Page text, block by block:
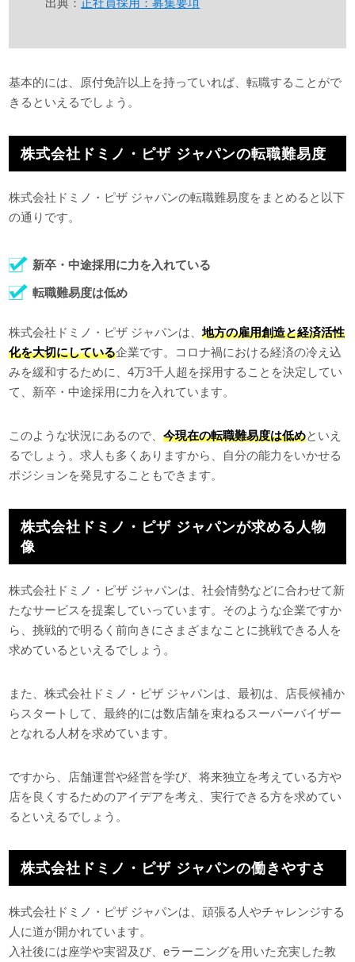
基本的には、原付免許以上を持っていれば、転職することがで
きるといえるでしょう。
株式会社ドミノ・ピザ ジャパンの転職難易度
株式会社ドミノ・ピザ ジャパンの転職難易度をまとめると以下
の通りです。
新卒・中途採用に力を入れている
転職難易度は低め
株式会社ドミノ・ピザ ジャパンは、地方の雇用創造と経済活性
化を大切にしている企業です。コロナ禍における経済の冷え込
みを緩和するために、4万3千人超を採用することを決定してい
て、新卒・中途採用に力を入れています。
このような状況にあるので、今現在の転職難易度は低めといえ
るでしょう。求人も多くありますから、自分の能力をいかせる
ポジションを発見することもできます。
株式会社ドミノ・ピザ ジャパンが求める人物
像
株式会社ドミノ・ピザ ジャパンは、社会情勢などに合わせて新
たなサービスを提案していっています。そのような企業ですか
ら、挑戦的で明るく前向きにさまざまなことに挑戦できる人を
求めているといえるでしょう。
また、株式会社ドミノ・ピザ ジャパンは、最初は、店長候補か
らスタートして、最終的には数店舗を束ねるスーパーバイザー
となれる人材を求めています。
ですから、店舗運営や経営を学び、将来独立を考えている方や
店を良くするためのアイデアを考え、実行できる方を求めてい
るといえるでしょう。
株式会社ドミノ・ピザ ジャパンの働きやすさ
株式会社ドミノ・ピザ ジャパンは、頑張る人やチャレンジする
人に道が開かれています。
入社後には座学や実習及び、eラーニングを用いた充実した教